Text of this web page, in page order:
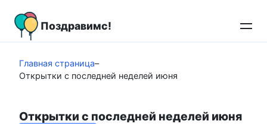
контенту
Поздравимс!
Главная страница–
Открытки с последней неделей июня
Открытки с последней неделей июня